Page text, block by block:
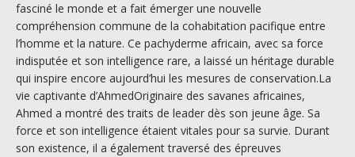
fasciné le monde et a fait émerger une nouvelle
compréhension commune de la cohabitation pacifique entre
l’homme et la nature. Ce pachyderme africain, avec sa force
indisputée et son intelligence rare, a laissé un héritage durable
qui inspire encore aujourd’hui les mesures de conservation.La
vie captivante d’AhmedOriginaire des savanes africaines,
Ahmed a montré des traits de leader dès son jeune âge. Sa
force et son intelligence étaient vitales pour sa survie. Durant
son existence, il a également traversé des épreuves